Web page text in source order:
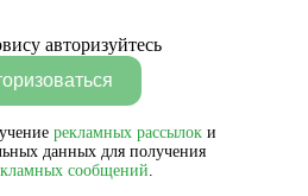
авторизуйтесь
рекламных рассылок и
данных для получения
сообщений